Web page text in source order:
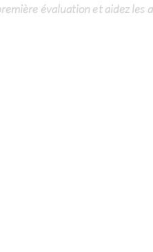
évaluation et aidez